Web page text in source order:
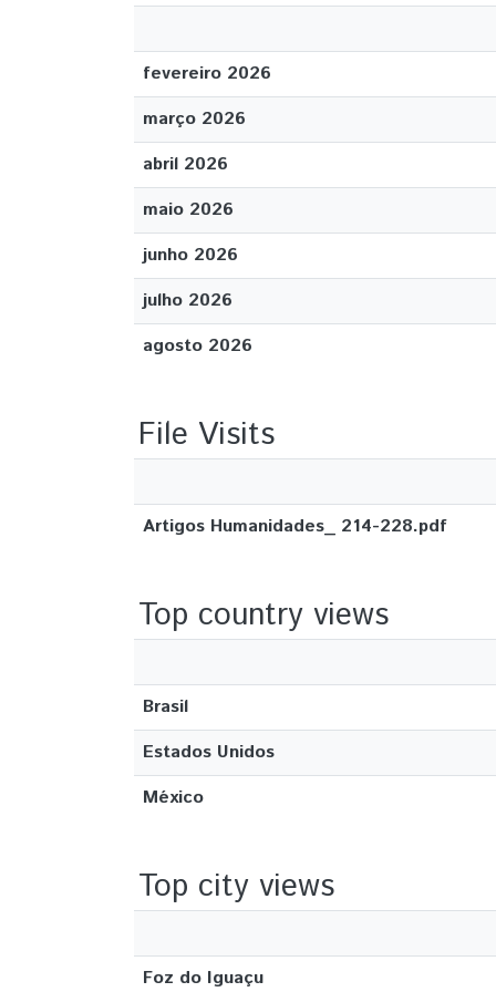
fevereiro 2026
março 2026
abril 2026
maio 2026
junho 2026
julho 2026
agosto 2026
File Visits
Artigos Humanidades_ 214-228.pdf
Top country views
Brasil
Estados Unidos
México
Top city views
Foz do Iguaçu